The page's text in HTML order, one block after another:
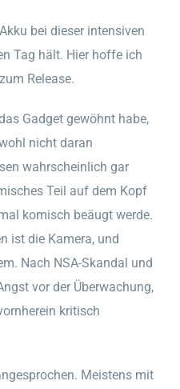
bei dieser intensiven
Tag hält. Hier hoffe ich
Release.
Gadget gewöhnt habe,
nicht daran
wahrscheinlich gar
Teil auf dem Kopf
komisch beäugt werde.
ist die Kamera, und
Nach NSA-Skandal und
vor der Überwachung,
kritisch
Meistens mit